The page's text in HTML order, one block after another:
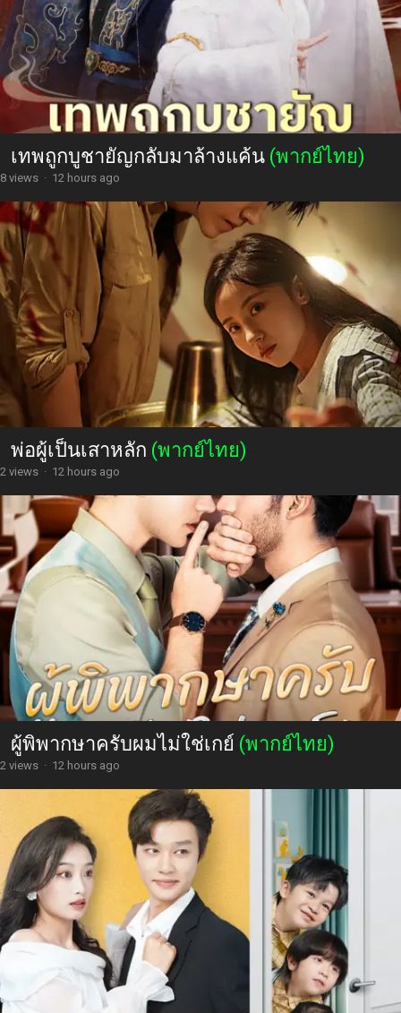
เทพถูกบูชายัญกลับมาล้างแค้น (พากย์ไทย)
8 views · 12 hours ago
พ่อผู้เป็นเสาหลัก (พากย์ไทย)
2 views · 12 hours ago
ผู้พิพากษาครับผมไม่ใช่เกย์ (พากย์ไทย)
2 views · 12 hours ago